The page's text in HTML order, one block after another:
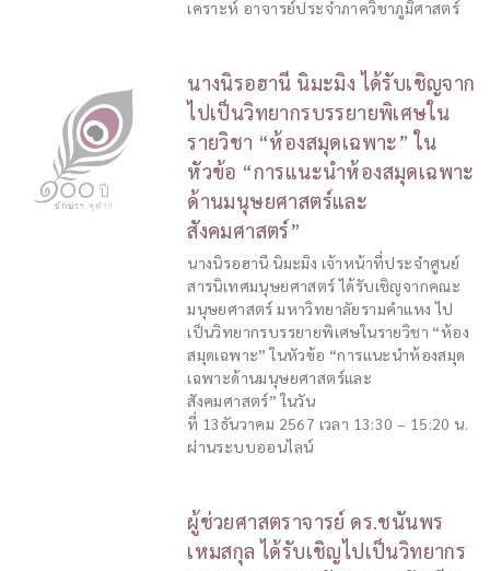
เคราะห์ อาจารย์ประจำภาควิชาภูมิศาสตร์
นางนิรอฮานี นิมะมิง ได้รับเชิญจาก
ไปเป็นวิทยากรบรรยายพิเศษใน
รายวิชา “ห้องสมุดเฉพาะ” ใน
หัวข้อ “การแนะนำห้องสมุดเฉพาะ
ด้านมนุษยศาสตร์และ
สังคมศาสตร์”
นางนิรอฮานี นิมะมิง เจ้าหน้าที่ประจำศูนย์
สารนิเทศมนุษยศาสตร์ ได้รับเชิญจากคณะ
มนุษยศาสตร์ มหาวิทยาลัยรามคำแหง ไป
เป็นวิทยากรบรรยายพิเศษในรายวิชา “ห้อง
สมุดเฉพาะ” ในหัวข้อ “การแนะนำห้องสมุด
เฉพาะด้านมนุษยศาสตร์และ
สังคมศาสตร์” ในวัน
ที่ 13ธันวาคม 2567 เวลา 13:30 – 15:20 น.
ผ่านระบบออนไลน์
ผู้ช่วยศาสตราจารย์ ดร.ชนันพร
เหมสกุล ได้รับเชิญไปเป็นวิทยากร